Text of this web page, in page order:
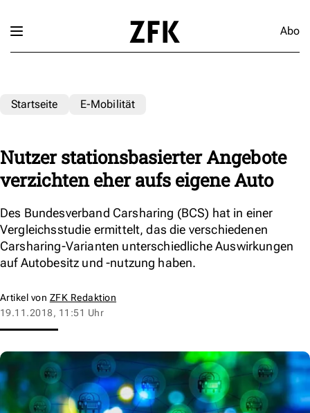
Abo
Startseite E-Mobilität
Nutzer stationsbasierter Angebote
verzichten eher aufs eigene Auto
Des Bundesverband Carsharing (BCS) hat in einer
Vergleichsstudie ermittelt, das die verschiedenen
Carsharing-Varianten unterschiedliche Auswirkungen
auf Autobesitz und -nutzung haben.
Artikel von ZFK Redaktion
19.11.2018, 11:51 Uhr